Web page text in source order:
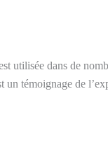
utilisée dans de
un témoignage de